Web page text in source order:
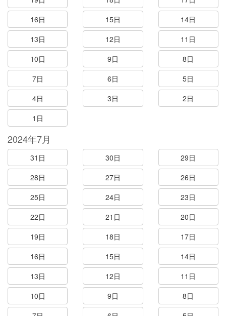
16日
15日
14日
13日
12日
11日
10日
9日
8日
7日
6日
5日
4日
3日
2日
1日
2024年7月
31日 30日
29日
28日
27日
26日
25日
24日
23日
22日
21日
20日
19日
18日
17日
16日
15日
14日
13日
12日
11日
10日
9日
8日